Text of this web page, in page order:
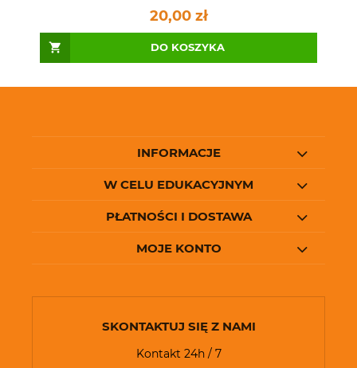
20,00 zł
DO KOSZYKA
INFORMACJE
W CELU EDUKACYJNYM
PŁATNOŚCI I DOSTAWA
MOJE KONTO
SKONTAKTUJ SIĘ Z NAMI
Kontakt 24h / 7